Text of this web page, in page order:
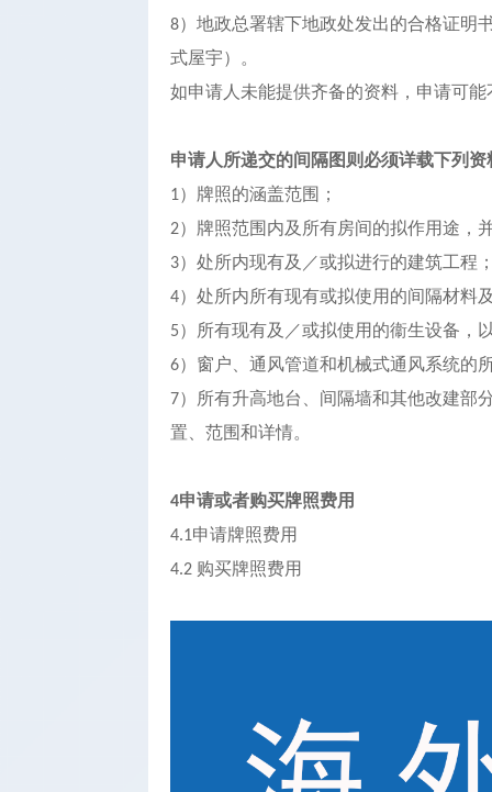
8）地政总署辖下地政处发出的合格证明
式屋宇）。
如申请人未能提供齐备的资料，申请可能
申请人所递交的间隔图则必须详载下列资
1）牌照的涵盖范围；
2）牌照范围内及所有房间的拟作用途，
3）处所内现有及／或拟进行的建筑工程
4）处所内所有现有或拟使用的间隔材料
5）所有现有及／或拟使用的衞生设备，
6）窗户、通风管道和机械式通风系统的
7）所有升高地台、间隔墙和其他改建部
置、范围和详情。
4申请或者购买牌照费用
4.1申请牌照费用
4.2 购买牌照费用